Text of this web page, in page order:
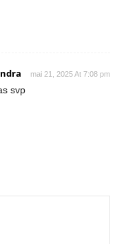
mai 21, 2025 At 7:08 pm
svp